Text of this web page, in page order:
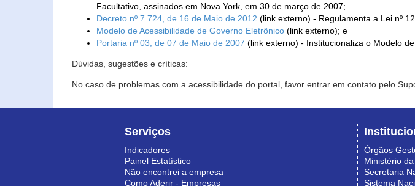
Facultativo, assinados em Nova York, em 30 de março de 2007;
Decreto nº 7.724, de 16 de Maio de 2012 (link externo) - Regulamenta a Lei nº
Modelo de Acessibilidade de Governo Eletrônico (link externo); e
Portaria nº 03, de 07 de Maio de 2007 (link externo) - Institucionaliza o Modelo
Dúvidas, sugestões e críticas:
No caso de problemas com a acessibilidade do portal, favor entrar em contato pelo
Serviços
Indicadores
Painel Estatístico
Não encontrei a empresa
Como Aderir - Empresas
Órgãos
Ministério
Secretaria
Sistema